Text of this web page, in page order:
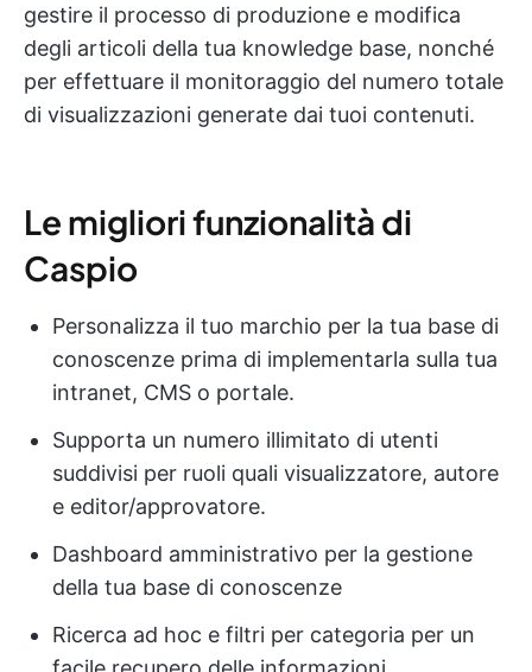
gestire il processo di produzione e modifica
degli articoli della tua knowledge base, nonché
per effettuare il monitoraggio del numero totale
di visualizzazioni generate dai tuoi contenuti.
Le migliori funzionalità di
Caspio
Personalizza il tuo marchio per la tua base di
conoscenze prima di implementarla sulla tua
intranet, CMS o portale.
Supporta un numero illimitato di utenti
suddivisi per ruoli quali visualizzatore, autore
e editor/approvatore.
Dashboard amministrativo per la gestione
della tua base di conoscenze
Ricerca ad hoc e filtri per categoria per un